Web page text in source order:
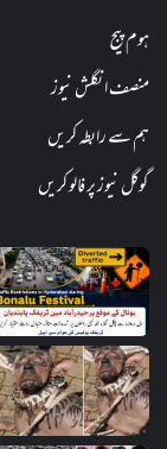
ہوم پیج
منصف انگلش نیوز
ہم سے رابطہ کریں
گوگل نیوز پر فالو کریں